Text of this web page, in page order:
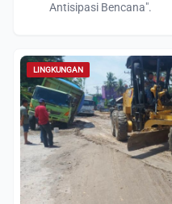
Antisipasi Bencana".
LINGKUNGAN